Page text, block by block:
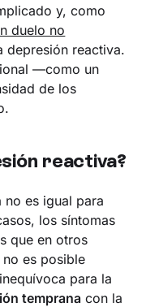
y, como
duelo no
depresión reactiva.
—como un
de los
reactiva?
no es igual para
los síntomas
que en otros
es posible
para la
temprana con la